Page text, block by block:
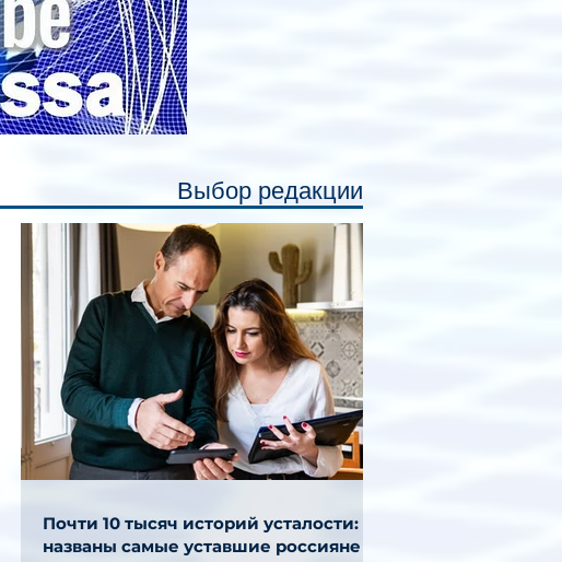
Выбор редакции
Почти 10 тысяч историй усталости:
названы самые уставшие россияне